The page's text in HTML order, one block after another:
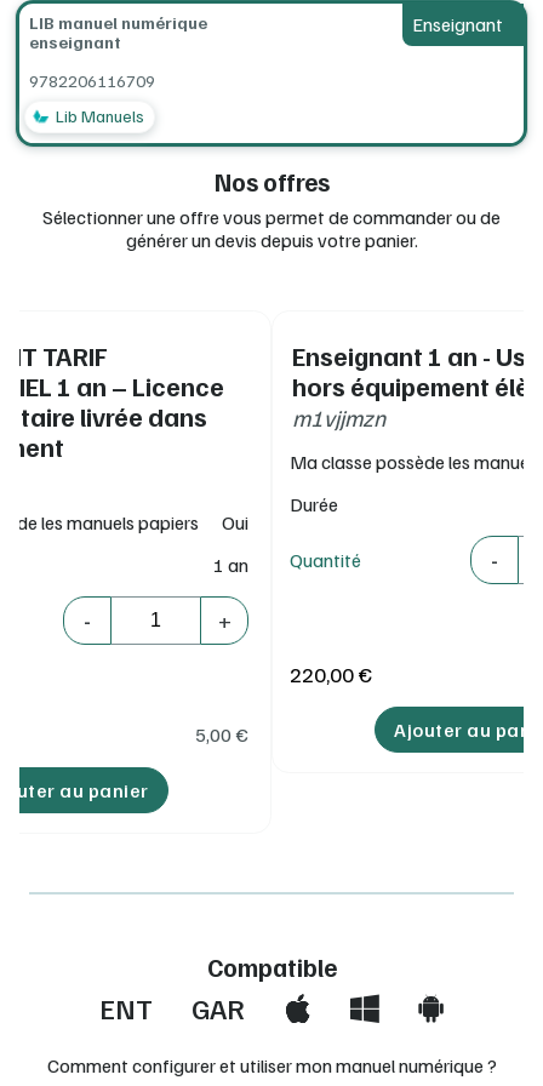
dans le manuel
Pour vos élèves : la saisie et l'enregistrement direct des
réponses dans des zones dédiées
Téléchargement sur clé USB pour un fonctionnement
hors-ligne, avec ou sans connexion Internet, compatible
ENT/GAR, conforme RGPD et recommandations de la
> Vous souhaitez en savoir plus sur Lib Manuels ? Rendez-
vous sur :www.editions-delagrave.fr/catalogue/lib-manuels
Enseignant
LIB manuel numérique
enseignant
9782206116709
Lib Manuels
Nos offres
Sélectionner une offre vous permet de commander ou de
générer un devis depuis votre panier.
TARIF
1 an – Licence
livrée dans
les manuels papiers
Oui
1 an
-
Quantité
+
5,00 €
au panier
Enseignant 1 an -
hors équipement
m1vjjmzn
Ma classe possède les
Durée
Quantité -
Quantité
220,00 €
Ajouter au
Compatible
ENT GAR
Comment configurer et utiliser mon manuel numérique ?